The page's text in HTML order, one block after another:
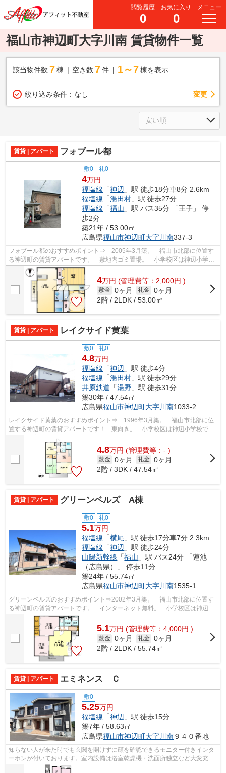
閲覧履歴
0
お気に入り
0
メニュー
福山市神辺町大字川南 賃貸物件一覧
該当物件数 7棟 空き数 7 件 1～7 棟を表示
絞り込み条件： なし 変更
賃貸 | アパート フォブール都
敷0 礼0
4万円
福塩線 「神辺 」駅 徒歩18分車8分 2.6km
福塩線 「湯田村 」駅 徒歩27分
福塩線 「福山 」駅 バス35分 「王子」 停
歩2分
築21年 / 53.00㎡
広島県福山市神辺町大字川南337-3
フォブール都のおすすめポイント⇒ 2005年3月築。 福山市北部に位置す
る神辺町の賃貸アパートです。 敷地内ゴミ置場。 小学校区は神辺小学校
です！ 徒歩約8分のところにはドラック...
4万円 (管理費等：2,000円 )
敷金 0ヶ月 礼金 0ヶ月
2階 / 2LDK / 53.00㎡
賃貸 | アパート レイクサイド黄葉
敷0 礼0
4.8万円
福塩線 「神辺 」駅 徒歩4分
福塩線 「湯田村 」駅 徒歩29分
井原鉄道 「湯野 」駅 徒歩31分
築30年 / 47.54㎡
広島県福山市神辺町大字川南1033-2
レイクサイド黄葉のおすすめポイント⇒ 1996年3月築。 福山市北部に位
置する神辺町の賃貸アパートです！ 東向き。 小学校区は神辺小学校で
す。 最寄り駅（JR福塩線：神辺駅）まで...
4.8万円 (管理費等：- )
敷金 0ヶ月 礼金 0ヶ月
2階 / 3DK / 47.54㎡
賃貸 | アパート グリーンベルズ A棟
敷0 礼0
5.1万円
福塩線 「横尾 」駅 徒歩17分車7分 2.3km
福塩線 「神辺 」駅 徒歩24分
山陽新幹線 「福山 」駅 バス24分 「蓮池
（広島県）」 停歩11分
築24年 / 55.74㎡
広島県福山市神辺町大字川南1535-1
グリーンベルズのおすすめポイント⇒2002年3月築。 福山市北部に位置す
る神辺町の賃貸アパートです。 インターネット無料。 小学校区は神辺小
学校です！ 徒歩約7分のところにはコン...
5.1万円 (管理費等：4,000円 )
敷金 0ヶ月 礼金 0ヶ月
2階 / 2LDK / 55.74㎡
賃貸 | アパート エミネンス Ｃ
敷0
5.25万円
福塩線 「神辺 」駅 徒歩15分
築7年 / 58.63㎡
広島県福山市神辺町大字川南９４０番地
知らない人が来た時でも玄関を開けずに顔を確認できるモニター付きインタ
ーホンが付いております。室内設備は浴室乾燥機・洗面所独立など大変充実
しております。暑い日も寒い日も使え...